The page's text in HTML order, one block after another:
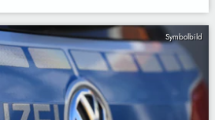
Symbolbild